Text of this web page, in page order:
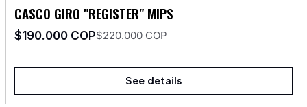
Agotado
CASCO GIRO "REGISTER" MIPS
$190.000 COP$220.000 COP
See details